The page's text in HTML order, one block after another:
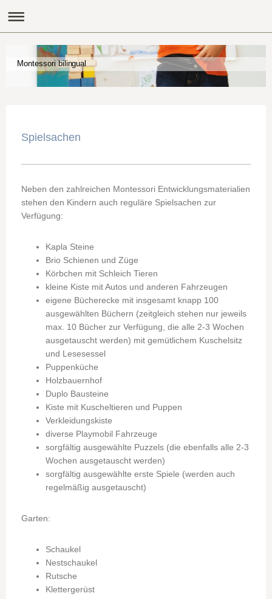
Montessori bilingual
Spielsachen
Neben den zahlreichen Montessori Entwicklungsmaterialien
stehen den Kindern auch reguläre Spielsachen zur
Verfügung:
Kapla Steine
Brio Schienen und Züge
Körbchen mit Schleich Tieren
kleine Kiste mit Autos und anderen Fahrzeugen
eigene Bücherecke mit insgesamt knapp 100
ausgewählten Büchern (zeitgleich stehen nur jeweils
max. 10 Bücher zur Verfügung, die alle 2-3 Wochen
ausgetauscht werden) mit gemütlichem Kuschelsitz
und Lesesessel
Puppenküche
Holzbauernhof
Duplo Bausteine
Kiste mit Kuscheltieren und Puppen
Verkleidungskiste
diverse Playmobil Fahrzeuge
sorgfältig ausgewählte Puzzels (die ebenfalls alle 2-3
Wochen ausgetauscht werden)
sorgfältig ausgewählte erste Spiele (werden auch
regelmäßig ausgetauscht)
Garten:
Schaukel
Nestschaukel
Rutsche
Klettergerüst